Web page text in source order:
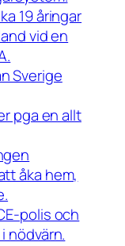
19 åringar
vid en
Sverige
pga en allt
åka hem,
polis och
nödvärn.